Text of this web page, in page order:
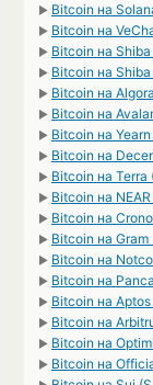
► Bitcoin на
► Bitcoin на
► Bitcoin на
► Bitcoin на
► Bitcoin на
► Bitcoin на
► Bitcoin на
► Bitcoin на
► Bitcoin на Terra
► Bitcoin на
► Bitcoin на
► Bitcoin на Gram
► Bitcoin на
► Bitcoin на
► Bitcoin на
► Bitcoin на
► Bitcoin на
► Bitcoin на